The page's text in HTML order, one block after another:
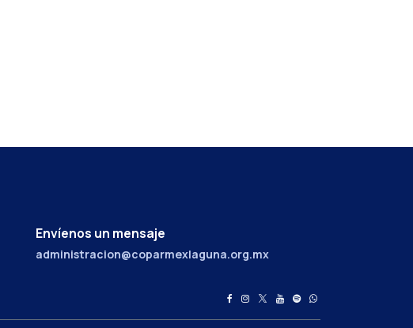
Envíenos un mensaje
administracion@coparmexlaguna.org.mx